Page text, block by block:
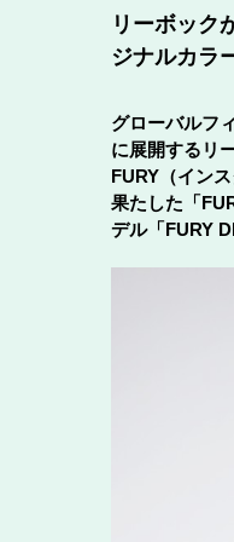
リーボック
ジナルカラ
グローバルフ
に展開するリ
FURY（イン
果たした「
デル「FURY